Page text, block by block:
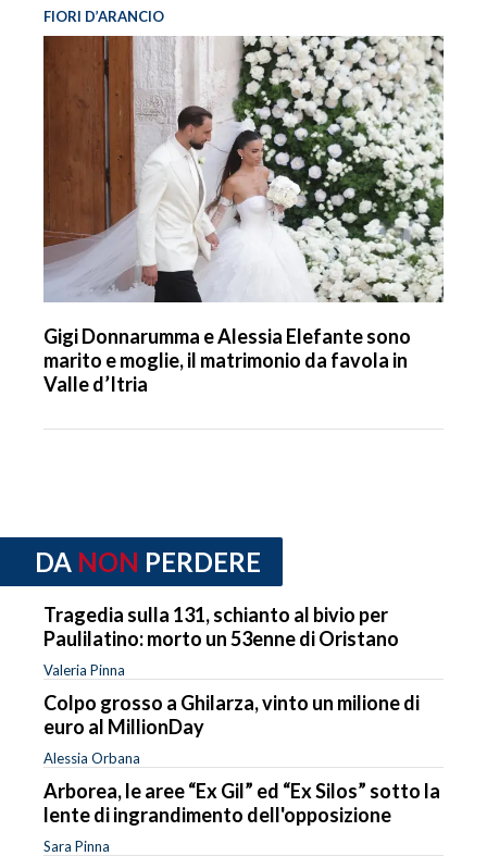
FIORI D’ARANCIO
Gigi Donnarumma e Alessia Elefante sono
marito e moglie, il matrimonio da favola in
Valle d’Itria
DA NON PERDERE
Tragedia sulla 131, schianto al bivio per
Paulilatino: morto un 53enne di Oristano
Valeria Pinna
Colpo grosso a Ghilarza, vinto un milione di
euro al MillionDay
Alessia Orbana
Arborea, le aree “Ex Gil” ed “Ex Silos” sotto la
lente di ingrandimento dell'opposizione
Sara Pinna